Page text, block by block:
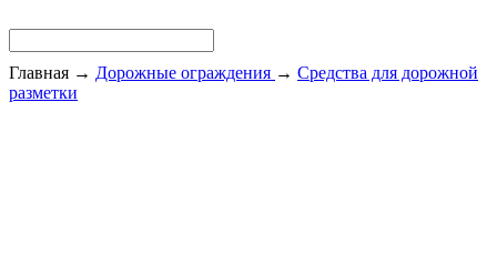
Главная → Дорожные ограждения → Средства для дорожной
разметки